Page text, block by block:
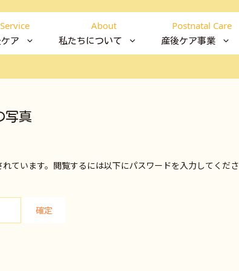
Service
ア
About
私たちについて
Postnatal Care
産後ケア事業
写真
ています。閲覧するには以下にパスワードを入力してくださ